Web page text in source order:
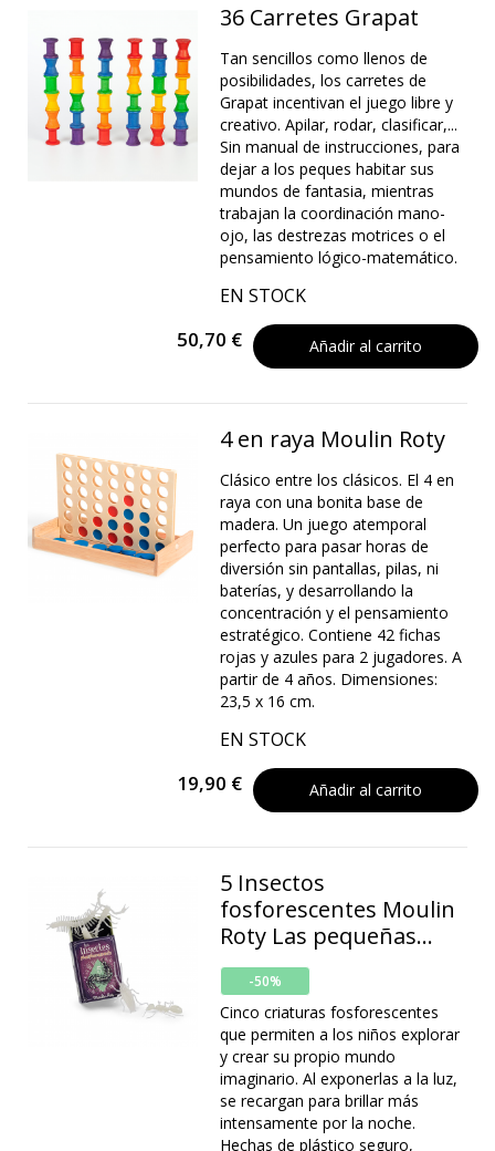
36 Carretes Grapat
Tan sencillos como llenos de
posibilidades, los carretes de
Grapat incentivan el juego libre y
creativo. Apilar, rodar, clasificar,...
Sin manual de instrucciones, para
dejar a los peques habitar sus
mundos de fantasia, mientras
trabajan la coordinación mano-
ojo, las destrezas motrices o el
pensamiento lógico-matemático.
EN STOCK
50,70 € Añadir al carrito
4 en raya Moulin Roty
Clásico entre los clásicos. El 4 en
raya con una bonita base de
madera. Un juego atemporal
perfecto para pasar horas de
diversión sin pantallas, pilas, ni
baterías, y desarrollando la
concentración y el pensamiento
estratégico. Contiene 42 fichas
rojas y azules para 2 jugadores. A
partir de 4 años. Dimensiones:
23,5 x 16 cm.
EN STOCK
19,90 € Añadir al carrito
5 Insectos
fosforescentes Moulin
Roty Las pequeñas...
-50%
Cinco criaturas fosforescentes
que permiten a los niños explorar
y crear su propio mundo
imaginario. Al exponerlas a la luz,
se recargan para brillar más
intensamente por la noche.
Hechas de plástico seguro,